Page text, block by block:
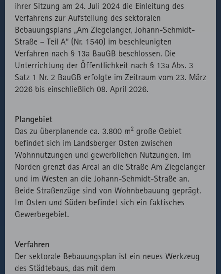
ihrer Sitzung am 24. Juli 2024 die Einleitung des
Verfahrens zur Aufstellung des sektoralen
Bebauungsplans „Am Ziegelanger, Johann-Schmidt-
Straße – Teil A“ (Nr. 1540) im beschleunigten
Verfahren nach § 13a BauGB beschlossen. Die
Unterrichtung der Öffentlichkeit nach § 13a Abs. 3
Satz 1 Nr. 2 BauGB erfolgte im Zeitraum vom 23. März
2026 bis einschließlich 08. April 2026.
Plangebiet
Das zu überplanende ca. 3.800 m² große Gebiet
befindet sich im Landsberger Osten zwischen
Wohnnutzungen und gewerblichen Nutzungen. Im
Norden grenzt das Areal an die Straße Am Ziegelanger
und im Westen an die Johann-Schmidt-Straße an.
Beide Straßenzüge sind von Wohnbebauung geprägt.
Im Osten und Süden befindet sich ein faktisches
Gewerbegebiet.
Verfahren
Der sektorale Bebauungsplan ist ein neues Werkzeug
des Städtebaus, das mit dem
Readspeaker
erforderlichen
Bibliotheken.
Externer API
Aufruf von
fast.fonts.net
Zählt aus
lizenzrechtlichen
Gründen die
Verwendung
des lokal
1
Session
HTML
vorübergehende
Daten des
Besuchs zu
speichern.